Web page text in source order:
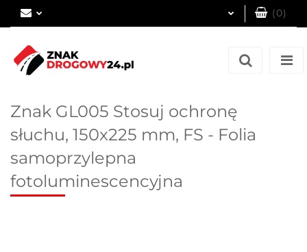
(0)
Znak GL005 Stosuj ochronę
słuchu, 150x225 mm, FS - Folia
samoprzylepna
fotoluminescencyjna